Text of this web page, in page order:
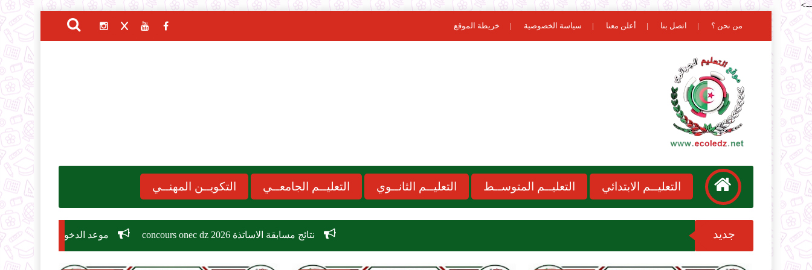
-->
من نحن ؟ اتصل بنا أعلن معنا سياسة الخصوصية خريطة الموقع
التعليــم الابتدائي التعليــم المتوســط التعليــم الثانــوي التعليــم الجامعــي التكويــن المهنــي
جديد نتائج مسابقة الاساتذة 2026 concours onec dz موعد الدخول المدرسي 2026-2027